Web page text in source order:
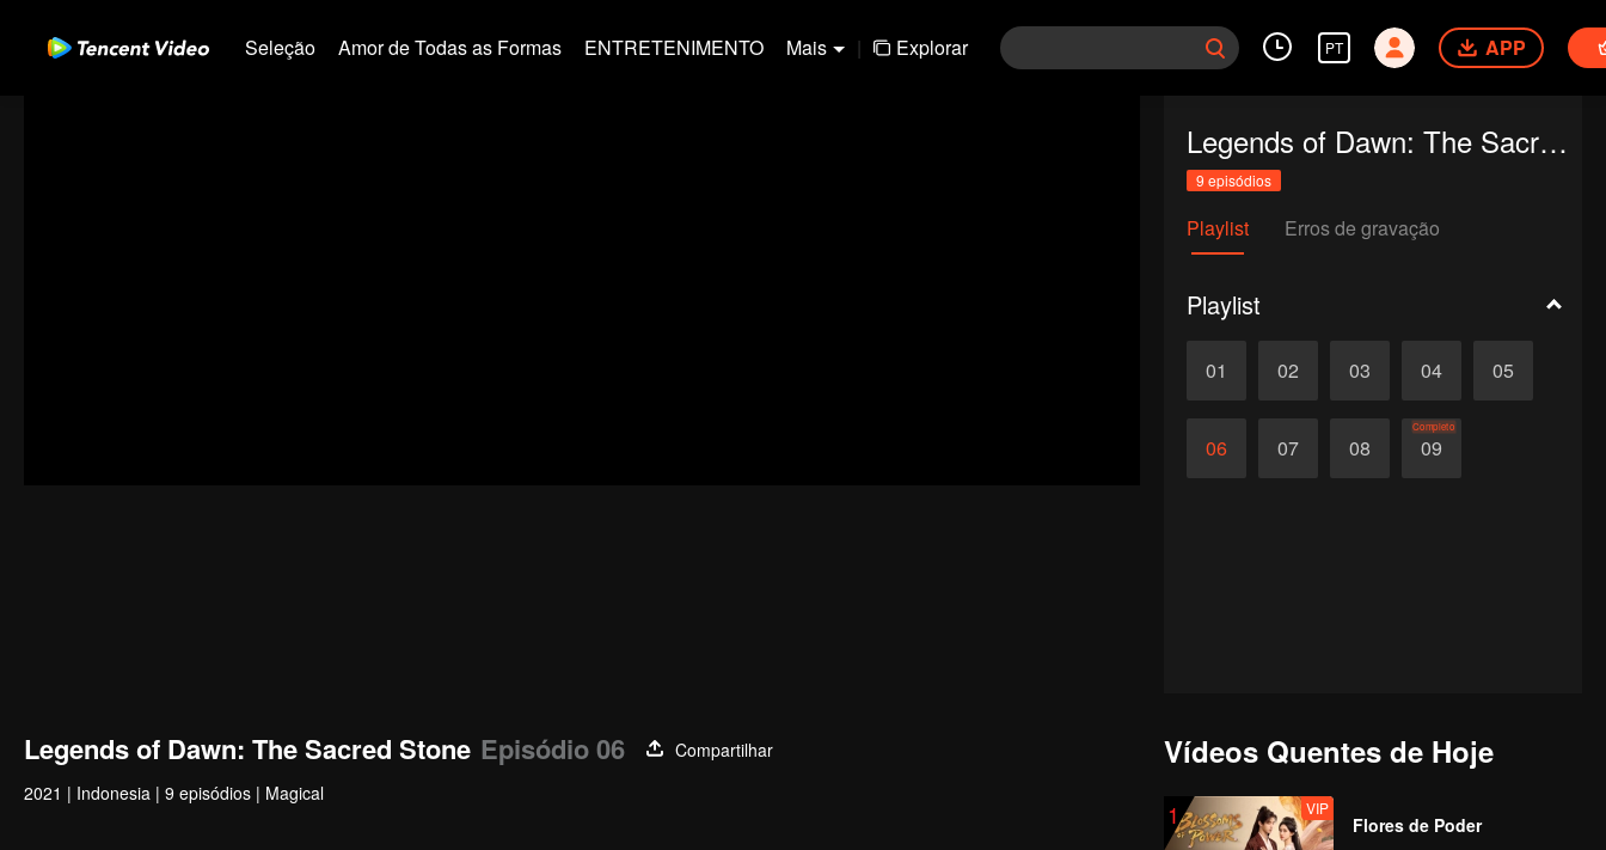
Seleção Amor de Todas as Formas ENTRETENIMENTO Mais | Explorar PT APP
Legends of Dawn: The Sacred Stone
9 episódios
Playlist Erros de gravação
Playlist
01 02 03 04 05
06 07 08 09
Completo
Legends of Dawn: The Sacred Stone Episódio 06
Compartilhar
2021 | Indonesia | 9 episódios | Magical
Vídeos Quentes de Hoje
1 VIP
Flores de Poder